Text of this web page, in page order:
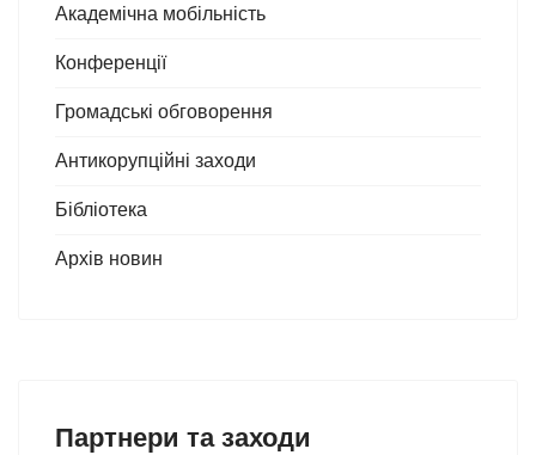
Академічна мобільність
Конференції
Громадські обговорення
Антикорупційні заходи
Бібліотека
Архів новин
Партнери та заходи